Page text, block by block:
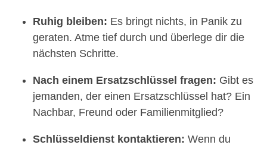
Ruhig bleiben: Es bringt nichts, in Panik zu
geraten. Atme tief durch und überlege dir die
nächsten Schritte.
Nach einem Ersatzschlüssel fragen: Gibt es
jemanden, der einen Ersatzschlüssel hat? Ein
Nachbar, Freund oder Familienmitglied?
Schlüsseldienst kontaktieren: Wenn du